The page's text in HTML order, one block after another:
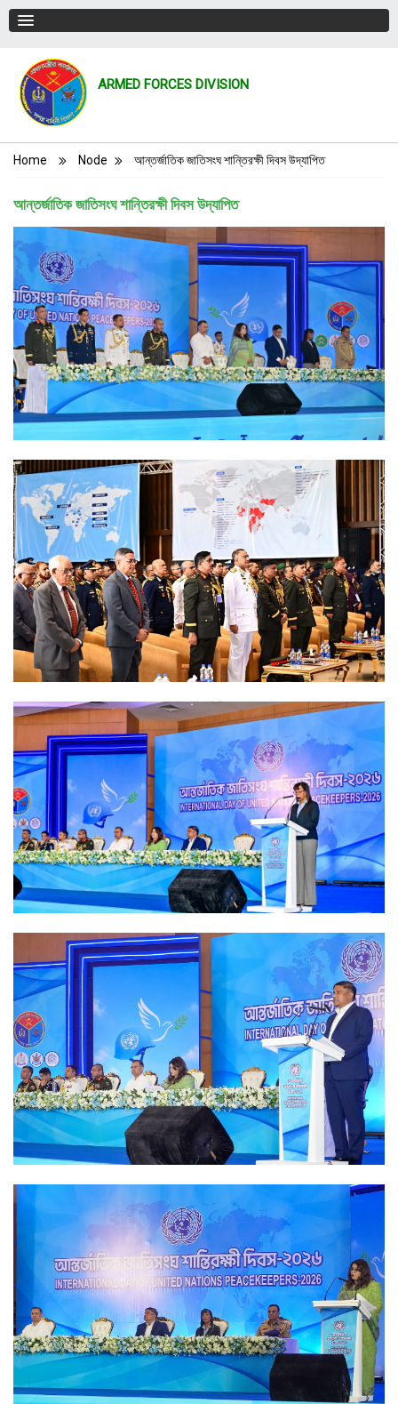
ARMED FORCES DIVISION
Breadcrumb
Home Node আন্তর্জাতিক জাতিসংঘ শান্তিরক্ষী দিবস উদ্‌যাপিত
আন্তর্জাতিক জাতিসংঘ শান্তিরক্ষী দিবস উদ্‌যাপিত